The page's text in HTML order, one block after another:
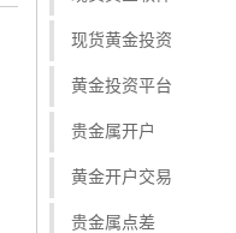
现货黄金投资
黄金投资平台
贵金属开户
黄金开户交易
贵金属点差